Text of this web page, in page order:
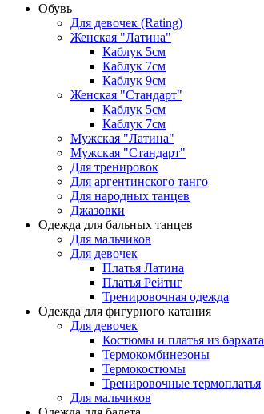
Обувь
Для девочек (Rating)
Женская "Латина"
Каблук 5см
Каблук 7см
Каблук 9см
Женская "Стандарт"
Каблук 5см
Каблук 7см
Мужская "Латина"
Мужская "Стандарт"
Для тренировок
Для аргентинского танго
Для народных танцев
Джазовки
Одежда для бальных танцев
Для мальчиков
Для девочек
Платья Латина
Платья Рейтнг
Тренировочная одежда
Одежда для фигурного катания
Для девочек
Костюмы и платья из бархата
Термокомбинезоны
Термокостюмы
Тренировочные термоплатья
Для мальчиков